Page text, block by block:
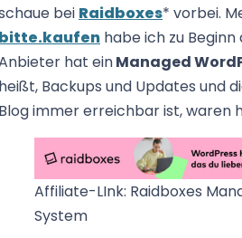
bei Raidboxes* vorbei.
habe ich zu
hat einManaged
Backups und Updates und
immer erreichbar ist, waren
Affiliate-LInk: Raidboxes
System